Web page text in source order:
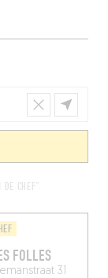
DE CHEF"
FOLLES
31